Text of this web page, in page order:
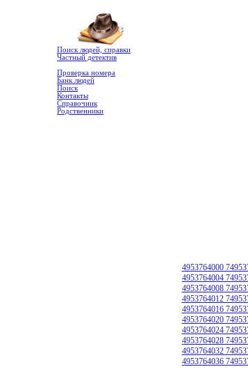
Поиск людей, справки
Частный детектив
Проверка номера
Банк людей
Поиск
Контакты
Справочник
Родственники
4953764000
4953764004
4953764008
4953764012
4953764016
4953764020
4953764024
4953764028
4953764032
4953764036